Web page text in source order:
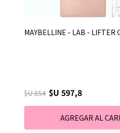
MAYBELLINE - LAB - LIFTER
$U 854 $U 597,8